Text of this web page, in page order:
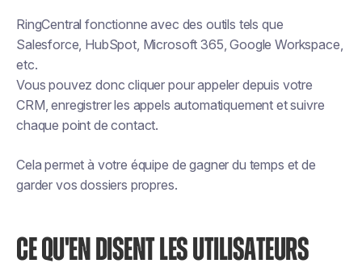
RingCentral fonctionne avec des outils tels que
Salesforce, HubSpot, Microsoft 365, Google Workspace,
etc.
Vous pouvez donc cliquer pour appeler depuis votre
CRM, enregistrer les appels automatiquement et suivre
chaque point de contact.
Cela permet à votre équipe de gagner du temps et de
garder vos dossiers propres.
CE QU'EN DISENT LES UTILISATEURS